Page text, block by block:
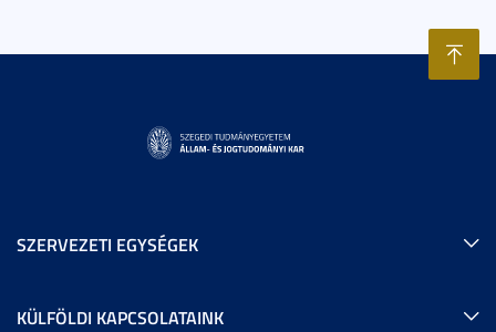
SZERVEZETI EGYSÉGEK
KÜLFÖLDI KAPCSOLATAINK